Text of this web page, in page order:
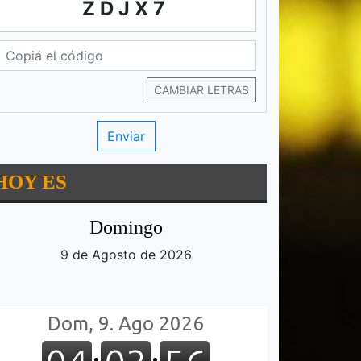
ZDJX7
CAMBIAR LETRAS
ES
Domingo
9 de Agosto de 2026